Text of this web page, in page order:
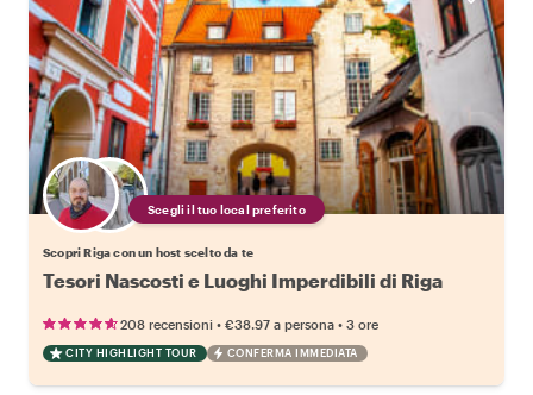
Scegli il tuo local preferito
Scopri Riga con un host scelto da te
Tesori Nascosti e Luoghi Imperdibili di Riga
208 recensioni • €38.97 a persona • 3 ore
CITY HIGHLIGHT TOUR CONFERMA IMMEDIATA